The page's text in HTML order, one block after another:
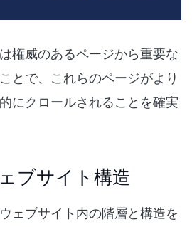
権威のあるページから重要な
とで、これらのページがより
にクロールされることを確実
ブサイト構造
ェブサイト内の階層と構造を